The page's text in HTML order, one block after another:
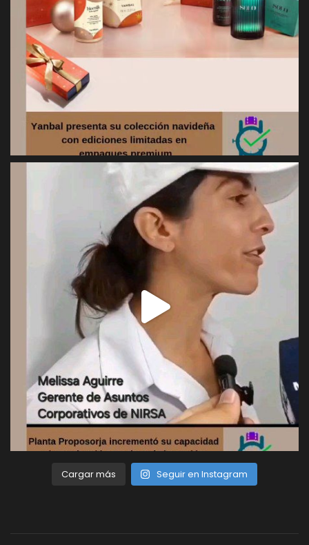
Cargar más Seguir en Instagram